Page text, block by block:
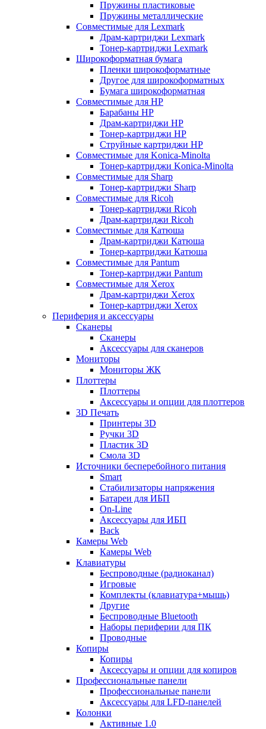
Пружины пластиковые
Пружины металлические
Совместимые для Lexmark
Драм-картриджи Lexmark
Тонер-картриджи Lexmark
Широкоформатная бумага
Пленки широкоформатные
Другое для широкоформатных
Бумага широкоформатная
Совместимые для HP
Барабаны HP
Драм-картриджи HP
Тонер-картриджи HP
Струйные картриджи HP
Совместимые для Konica-Minolta
Тонер-картриджи Konica-Minolta
Совместимые для Sharp
Тонер-картриджи Sharp
Совместимые для Ricoh
Тонер-картриджи Ricoh
Драм-картриджи Ricoh
Совместимые для Катюша
Драм-картриджи Катюша
Тонер-картриджи Катюша
Совместимые для Pantum
Тонер-картриджи Pantum
Совместимые для Xerox
Драм-картриджи Xerox
Тонер-картриджи Xerox
Периферия и аксессуары
Сканеры
Сканеры
Аксессуары для сканеров
Мониторы
Мониторы ЖК
Плоттеры
Плоттеры
Аксессуары и опции для плоттеров
3D Печать
Принтеры 3D
Ручки 3D
Пластик 3D
Смола 3D
Источники бесперебойного питания
Smart
Стабилизаторы напряжения
Батареи для ИБП
On-Line
Аксессуары для ИБП
Back
Камеры Web
Камеры Web
Клавиатуры
Беспроводные (радиоканал)
Игровые
Комплекты (клавиатура+мышь)
Другие
Беспроводные Bluetooth
Наборы периферии для ПК
Проводные
Копиры
Копиры
Аксессуары и опции для копиров
Профессиональные панели
Профессиональные панели
Аксессуары для LFD-панелей
Колонки
Активные 1.0